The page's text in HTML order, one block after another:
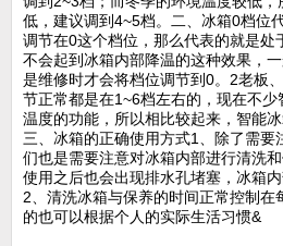
低，建议调到4~5档。二、冰箱0档位
调节在0这个档位，那么代表的就是处
不会起到冰箱内部降温的这种效果，
是维修时才会将档位调节到0。2老板
节正常都是在1~6档左右的，现在不
温度的功能，所以相比较起来，智能
三、冰箱的正确使用方式1、除了需要
们也是需要注意对冰箱内部进行清洗
使用之后也会出现排水孔堵塞，冰箱
2、清洗冰箱与保养的时间正常控制在
的也可以根据个人的实际生活习惯&